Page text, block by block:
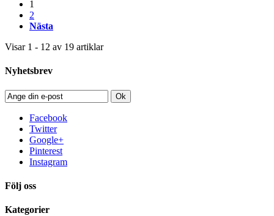
1
2
Nästa
Visar 1 - 12 av 19 artiklar
Nyhetsbrev
Ok
Facebook
Twitter
Google+
Pinterest
Instagram
Följ oss
Kategorier